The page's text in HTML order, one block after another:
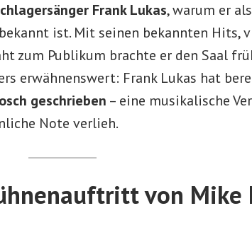
Frank Lukas, warum er als
ist. Mit seinen bekannten Hits,
zum Publikum brachte er den Saal
erwähnenswert: Frank Lukas hat
geschrieben – eine musikalische
Note verlieh.
von Mike